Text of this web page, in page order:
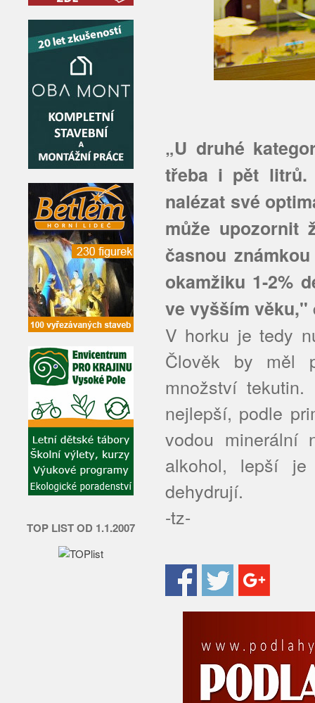
TOP LIST OD 1.1.2007
„U druhé
třeba i pět litrů.
nalézat své
může upozornit
časnou
okamžiku 1-2%
ve vyšším věku,"
V horku je tedy
Člověk by měl
množství
nejlepší, podle
vodou minerální
alkohol, lepší
dehydrují.
-tz-